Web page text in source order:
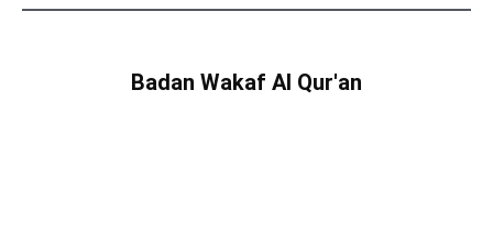
Badan Wakaf Al Qur'an